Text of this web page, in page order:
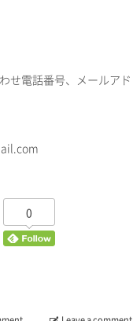
せ電話番号、メールア
0